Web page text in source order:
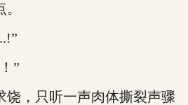
”
，只听一声肉体撕裂声骤